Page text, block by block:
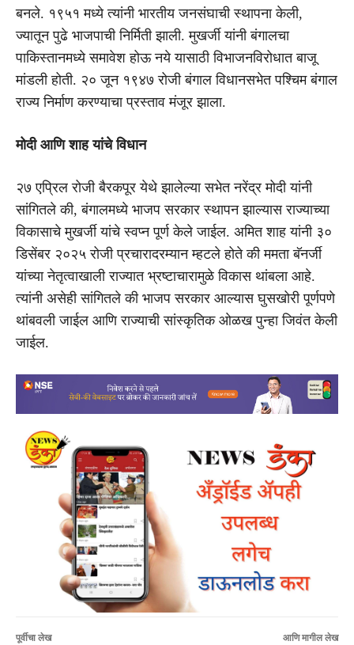
बनले. १९५१ मध्ये त्यांनी भारतीय जनसंघाची स्थापना केली,
ज्यातून पुढे भाजपाची निर्मिती झाली. मुखर्जी यांनी बंगालचा
पाकिस्तानमध्ये समावेश होऊ नये यासाठी विभाजनविरोधात बाजू
मांडली होती. २० जून १९४७ रोजी बंगाल विधानसभेत पश्चिम बंगाल
राज्य निर्माण करण्याचा प्रस्ताव मंजूर झाला.
मोदी आणि शाह यांचे विधान
२७ एप्रिल रोजी बैरकपूर येथे झालेल्या सभेत नरेंद्र मोदी यांनी
सांगितले की, बंगालमध्ये भाजप सरकार स्थापन झाल्यास राज्याच्या
विकासाचे मुखर्जी यांचे स्वप्न पूर्ण केले जाईल. अमित शाह यांनी ३०
डिसेंबर २०२५ रोजी प्रचारादरम्यान म्हटले होते की ममता बॅनर्जी
यांच्या नेतृत्वाखाली राज्यात भ्रष्टाचारामुळे विकास थांबला आहे.
त्यांनी असेही सांगितले की भाजप सरकार आल्यास घुसखोरी पूर्णपणे
थांबवली जाईल आणि राज्याची सांस्कृतिक ओळख पुन्हा जिवंत केली
जाईल.
पूर्वीचा लेख आणि मागील लेख